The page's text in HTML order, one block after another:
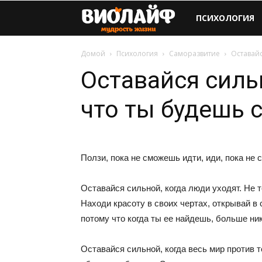
Виолайф
ПСИХОЛОГИЯ
Домой Психология Саморазвитие
Оставайся
что ты будешь
Ползи, пока не сможешь идти, иди, пока не
Оставайся сильной, когда люди уходят. Не
Находи красоту в своих чертах, открывай в
потому что когда ты ее найдешь, больше
Оставайся сильной, когда весь мир